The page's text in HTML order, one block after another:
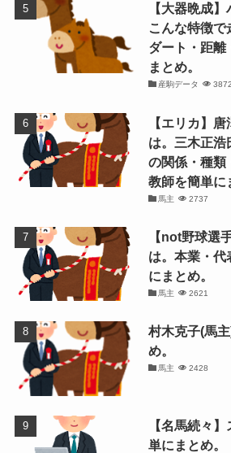
【大器晩成
こんな特徴
ダート・距離
まとめ。
産駒データ 3872
【エリカ】
は。三木正浩
の関係・種類
教師を簡単に
馬主 2737
【not野球選
は。本業・代
にまとめ。
馬主 2621
村木克子(馬
め。
馬主 2428
【名馬続々
単にまとめ。